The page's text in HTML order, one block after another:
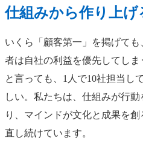
仕組みから作り上げ
いくら「顧客第一」を掲げて
者は自社の利益を優先してしま
と言っても、1人で10社担当し
しい。私たちは、仕組みが行
り、マインドが文化と成果を
直し続けています。